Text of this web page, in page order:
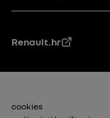
Renault.hr
Footer_2
cookies